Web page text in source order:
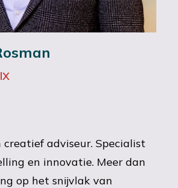
adviseur. Specialist
en innovatie. Meer dan
op het snijvlak van